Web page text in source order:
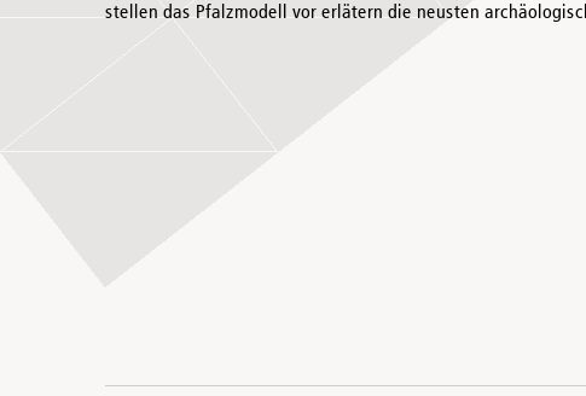
stellen das Pfalzmodell vor erlätern die neusten